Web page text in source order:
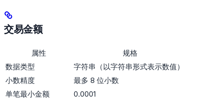
交易金额
属性
规格
数据类型
字符串（以字符串形式表示数值）
小数精度
最多 8 位小数
单笔最小金额
0.0001